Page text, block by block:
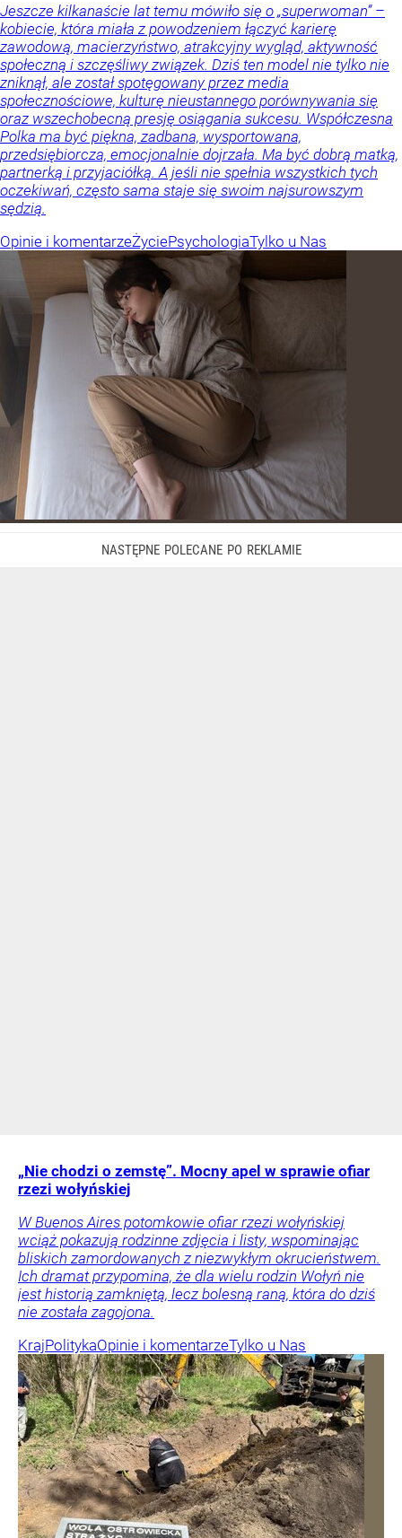
Jeszcze kilkanaście lat temu mówiło się o „superwoman” –
kobiecie, która miała z powodzeniem łączyć karierę
zawodową, macierzyństwo, atrakcyjny wygląd, aktywność
społeczną i szczęśliwy związek. Dziś ten model nie tylko nie
zniknął, ale został spotęgowany przez media
społecznościowe, kulturę nieustannego porównywania się
oraz wszechobecną presję osiągania sukcesu. Współczesna
Polka ma być piękna, zadbana, wysportowana,
przedsiębiorcza, emocjonalnie dojrzała. Ma być dobrą matką,
partnerką i przyjaciółką. A jeśli nie spełnia wszystkich tych
oczekiwań, często sama staje się swoim najsurowszym
sędzią.
Opinie i komentarzeŻyciePsychologiaTylko u Nas
„Nie chodzi o zemstę”. Mocny apel w sprawie ofiar
rzezi wołyńskiej
W Buenos Aires potomkowie ofiar rzezi wołyńskiej
wciąż pokazują rodzinne zdjęcia i listy, wspominając
bliskich zamordowanych z niezwykłym okrucieństwem.
Ich dramat przypomina, że dla wielu rodzin Wołyń nie
jest historią zamkniętą, lecz bolesną raną, która do dziś
nie została zagojona.
KrajPolitykaOpinie i komentarzeTylko u Nas